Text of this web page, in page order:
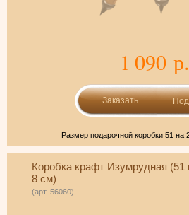
1 090 р.
Размер подарочной коробки 51 на
Коробка крафт Изумрудная (51
8 см)
(арт. 56060)